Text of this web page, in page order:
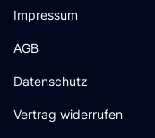
Impressum
AGB
Datenschutz
Vertrag widerrufen